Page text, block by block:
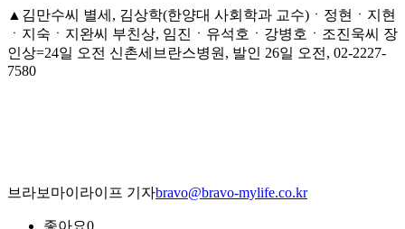
▲김만수씨 별세, 김상학(한양대 사회학과 교수)ㆍ정현ㆍ지현
ㆍ지숙ㆍ지완씨 부친상, 임진ㆍ유석호ㆍ강병호ㆍ조진욱씨 장
인상=24일 오전 신촌세브란스병원, 발인 26일 오전, 02-2227-
7580
브라보마이라이프 기자bravo@bravo-mylife.co.kr